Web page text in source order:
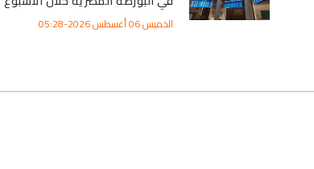
الخميس 06 أغسطس 2026-05:28